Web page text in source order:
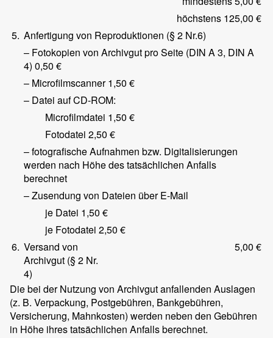
höchstens 125,00 €
5. Anfertigung von Reproduktionen (§ 2 Nr.6)
– Fotokopien von Archivgut pro Seite (DIN A 3, DIN A
4)0,50 €
– Microfilmscanner1,50 €
– Datei auf CD-ROM:
Microfilmdatei 1,50 €
Fotodatei2,50 €
– fotografische Aufnahmen bzw. Digitalisierungen
werden nach Höhe des tatsächlichen Anfalls
berechnet
– Zusendung von Dateien über E-Mail
je Datei 1,50 €
je Fotodatei2,50 €
6. Versand von
Archivgut (§ 2 Nr.
4)
5,00 €
Die bei der Nutzung von Archivgut anfallenden Auslagen
(z. B. Verpackung, Postgebühren, Bankgebühren,
Versicherung, Mahnkosten) werden neben den Gebühren
in Höhe ihres tatsächlichen Anfalls berechnet.